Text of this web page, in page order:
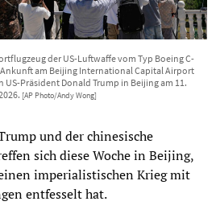
der US-Luftwaffe vom Typ Boeing C-
Ankunft am Beijing International Capital Airport
US-Präsident Donald Trump in Beijing am 11.
[AP Photo/Andy Wong]
und der chinesische
sich diese Woche in Beijing,
imperialistischen Krieg mit
entfesselt hat.